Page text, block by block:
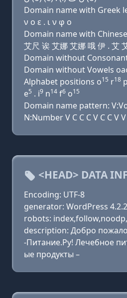
Domain name with Greek
ν ο ε . ι ν φ ο
Domain name with
艾尺 诶 艾娜 艾娜 哦 伊 . 艾
Domain without
Domain without Vowels
Alphabet positions o15 r18 p
e5 . i9 n14 f6 o15
Domain name pattern:
N:Number V C C C V C C V
<HEAD> DATA
Encoding: UTF-8
generator: WordPress 4.2.2
robots:
description: Добро
-Питание.Ру! Лечебное
ые продукты –